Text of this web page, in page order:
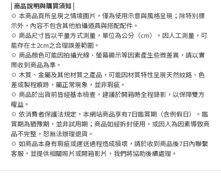
| 商品說明與購買須知 |
☉ 本商品頁所呈現之情境圖片，僅為使用示意與風格呈現；除特別標
示外，內容不包含其他拍攝道具與搭配配件。
☉ 商品尺寸皆以平量方式測量，單位為公分（cm）。因人工測量，可
能存在±2cm之合理誤差範圍。
☉ 商品顏色可能因拍攝光線、螢幕顯示等因素產生些微差異，請以實
際收到商品為準。
☉ 木質、金屬及其他材質之產品，可能因材質特性呈現天然紋路、色
差或製程痕跡，屬正常現象，並非瑕疵。
☉ 商品於出貨前皆經基本檢查，建議於開箱時全程錄影，以保障雙方
權益。
☉ 依消費者保護法規定，本網站商品享有7日鑑賞期（含例假日）。鑑
賞期為猶豫期，並非試用期；商品如經拆封使用，或因人為因素導致商
品不完整，恕無法辦理退貨。
☉ 如商品本身有瑕疵或運送過程造成損壞，請於收到商品後7日內聯繫
客服，並提供相關照片或開箱影片，我們將協助後續處理。